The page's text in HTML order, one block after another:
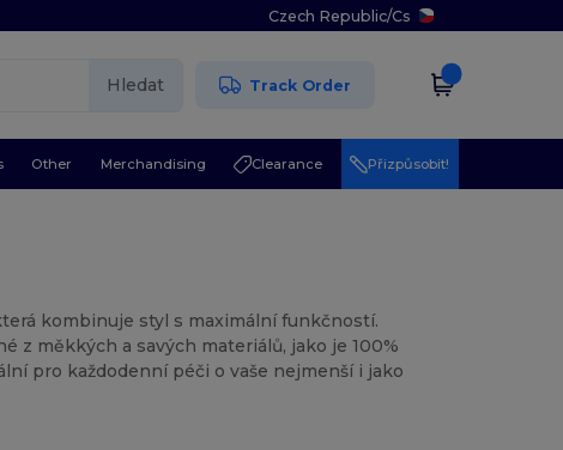
Czech Republic/Cs
Hledat Track Order
Other Merchandising Clearance Přizpůsobit!
kombinuje styl s maximální funkčností.
z měkkých a savých materiálů, jako je 100%
pro každodenní péči o vaše nejmenší i jako